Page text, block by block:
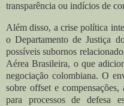
transparência ou indícios de
Além disso, a crise política
o Departamento de Justiça
possíveis subornos
Aérea Brasileira, o que
negociação colombiana. O
sobre offset e
para processos de defesa